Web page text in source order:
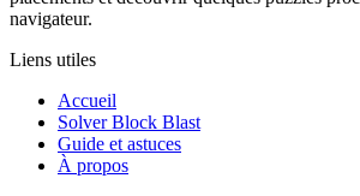
navigateur.
Liens utiles
Accueil
Solver Block Blast
Guide et astuces
À propos